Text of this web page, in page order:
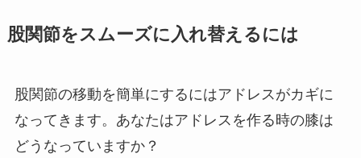
股関節をスムーズに入れ替えるには
股関節の移動を簡単にするにはアドレスがカギに
なってきます。あなたはアドレスを作る時の膝は
どうなっていますか？